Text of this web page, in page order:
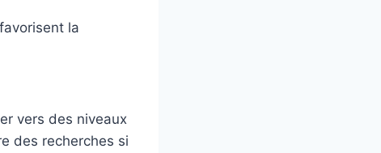
la
vers des niveaux
des recherches si